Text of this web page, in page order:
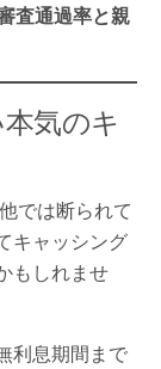
査通過率と親
気のキ
では断られて
キャッシング
もしれませ
利息期間まで